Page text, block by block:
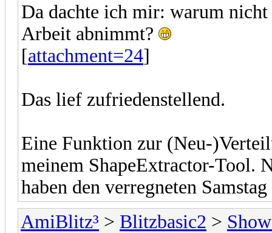
Da dachte ich mir: warum
Arbeit abnimmt?
[attachment=24]
Das lief zufriedenstellend.
Eine Funktion zur (Neu-
meinem ShapeExtractor-Tool.
haben den verregneten
AmiBlitz³ > Blitzbasic2 >